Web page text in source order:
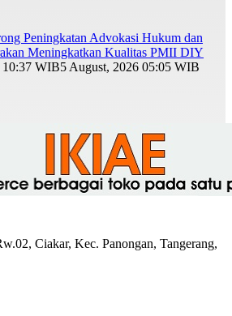
Peningkatan Advokasi Hukum dan
Meningkatkan Kualitas PMII DIY
10:37 WIB5 August, 2026 05:05 WIB
Ciakar, Kec. Panongan, Tangerang,